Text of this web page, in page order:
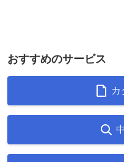
おすすめのサービス
カ